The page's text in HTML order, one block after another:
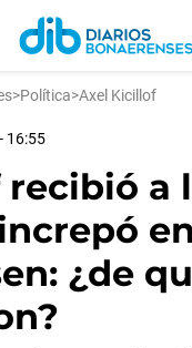
>Política>Axel Kicillof
16:55
a
en
¿de